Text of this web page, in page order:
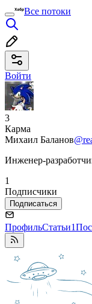
Все потоки
Войти
3
Карма
Михаил Баланов
Инженер-
1
Подписчики
Подписаться
ПрофильСтатьи1